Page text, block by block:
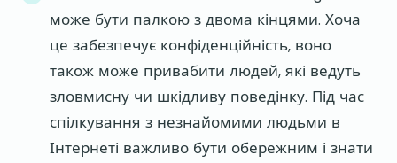
може бути палкою з двома кінцями. Хоча
це забезпечує конфіденційність, воно
також може привабити людей, які ведуть
зловмисну чи шкідливу поведінку. Під час
спілкування з незнайомими людьми в
Інтернеті важливо бути обережним і знати